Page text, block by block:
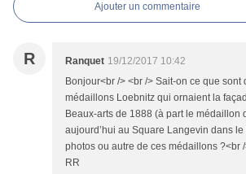
Ajouter un commentaire
R Ranquet 19/12/2017 10:42
Bonjour<br /> <br /> Sait-on ce que sont
médaillons Loebnitz qui ornaient la
Beaux-arts de 1888 (à part le médaillon
aujourd’hui au Square Langevin dans
photos ou autre de ces médaillons ?<br
RR